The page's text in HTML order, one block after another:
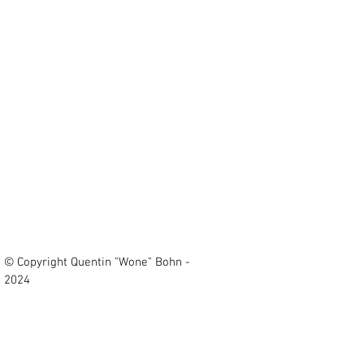
© Copyright Quentin "Wone" Bohn -
2024